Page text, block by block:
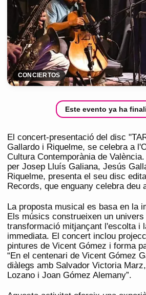
CONCIERTOS
Este evento ya ha
El concert-presentació del disc
Gallardo i Riquelme, se celebra a
Cultura Contemporània de
per Josep Lluís Galiana, Jesús
Riquelme, presenta el seu disc
Records, que enguany celebra deu
La proposta musical es basa en la
Els músics construeixen un
transformació mitjançant l'escolta i
immediata. El concert inclou
pintures de Vicent Gómez i forma
“En el centenari de Vicent Gómez
diàlegs amb Salvador Victoria
Lozano i Joan Gómez Alemany”.